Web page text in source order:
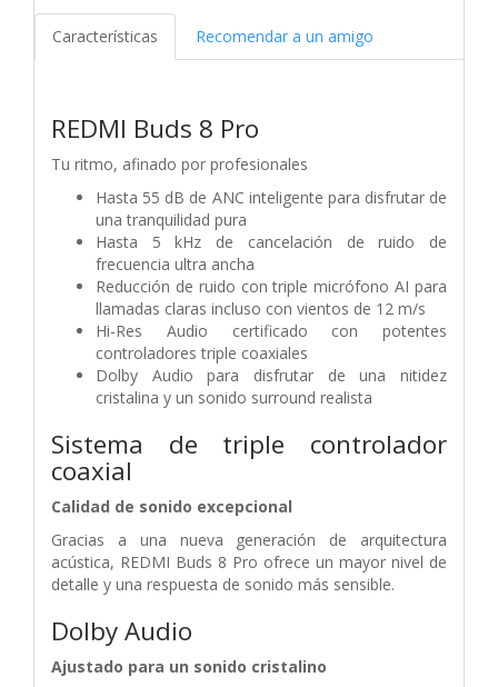
Características Recomendar a un amigo
REDMI Buds 8 Pro
Tu ritmo, afinado por profesionales
Hasta 55 dB de ANC inteligente para disfrutar de
una tranquilidad pura
Hasta 5 kHz de cancelación de ruido de
frecuencia ultra ancha
Reducción de ruido con triple micrófono AI para
llamadas claras incluso con vientos de 12 m/s
Hi-Res Audio certificado con potentes
controladores triple coaxiales
Dolby Audio para disfrutar de una nitidez
cristalina y un sonido surround realista
Sistema de triple controlador
coaxial
Calidad de sonido excepcional
Gracias a una nueva generación de arquitectura
acústica, REDMI Buds 8 Pro ofrece un mayor nivel de
detalle y una respuesta de sonido más sensible.
Dolby Audio
Ajustado para un sonido cristalino